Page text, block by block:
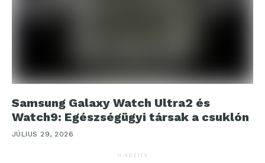
Samsung Galaxy Watch Ultra2 és
Watch9: Egészségügyi társak a csuklón
JÚLIUS 29, 2026
HIRDETÉS